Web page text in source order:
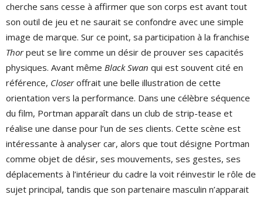
cherche sans cesse à affirmer que son corps est avant tout
son outil de jeu et ne saurait se confondre avec une simple
image de marque. Sur ce point, sa participation à la franchise
Thorpeut se lire comme un désir de prouver ses capacités
physiques. Avant même Black Swan qui est souvent cité en
référence, Closeroffrait une belle illustration de cette
orientation vers la performance. Dans une célèbre séquence
du film, Portman apparaît dans un club de strip-tease et
réalise une danse pour l’un de ses clients. Cette scène est
intéressante à analyser car, alors que tout désigne Portman
comme objet de désir, ses mouvements, ses gestes, ses
déplacements à l’intérieur du cadre la voit réinvestir le rôle de
sujet principal, tandis que son partenaire masculin n’apparait